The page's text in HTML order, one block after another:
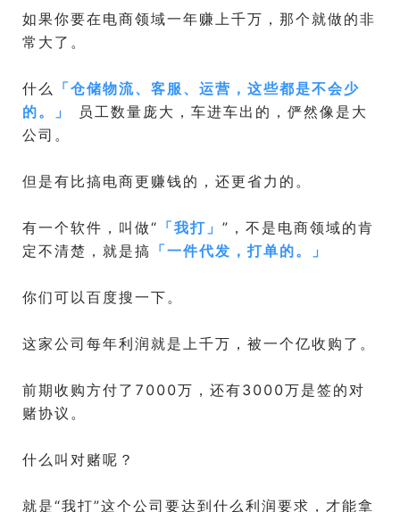
如果你要在电商领域一年赚上千万，那个就做的非
常大了。
什么 「仓储物流、客服、运营，这些都是不会少
的。
」
员工数量庞大，车进车出的，俨然像是大
公司。
但是有比搞电商更赚钱的，还更省力的。
有一个软件，叫做“ 「我打 」 ”，不是电商领域的肯
定不清楚，就是搞 「一件代发，打单的。 」
你们可以百度搜一下。
这家公司每年利润就是上千万，被一个亿收购了。
前期收购方付了7000万，还有3000万是签的对
赌协议。
什么叫对赌呢？
就是“我打”这个公司要达到什么利润要求，才能拿